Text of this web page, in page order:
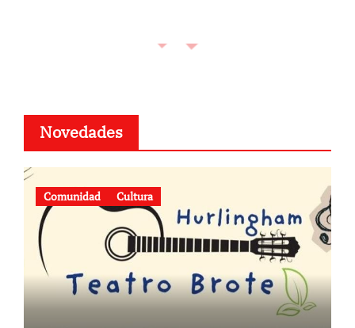
Novedades
Comunidad Cultura